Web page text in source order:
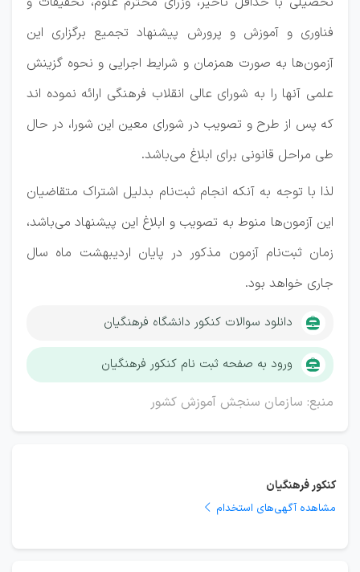
فناوری و آموزش و پرورش پیشنهاد تجمیع برگزاری این
آزمون‌ها به صورت همزمان و شرایط اجرایی و نحوه گزینش
علمی آنها را به شورای عالی انقلاب فرهنگی ارائه نموده اند
که پس از طرح و تصویب در شورای معین این شورا، در حال
طی مراحل قانونی برای ابلاغ می‌باشد.
لذا با توجه به آنکه انجام ثبت‌نام بدلیل اشتراک متقاضیان
این آزمون‌ها منوط به تصویب و ابلاغ این پیشنهاد می‌باشد،
زمان ثبت‌نام آزمون مذکور در پایان اردیبهشت ماه سال
جاری خواهد بود.
دانلود سوالات کنکور دانشگاه فرهنگیان
ورود به صفحه ثبت نام کنکور فرهنگیان
منبع: سازمان سنجش آموزش کشور
کنکور فرهنگیان
مشاهده آگهی‌های استخدام